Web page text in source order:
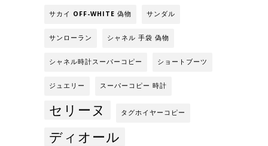
サカイ OFF-WHITE 偽物 サンダル
サンローラン シャネル 手袋 偽物
シャネル時計スーパーコピー ショートブーツ
ジュエリー スーパーコピー 時計
セリーヌ タグホイヤーコピー
ディオール